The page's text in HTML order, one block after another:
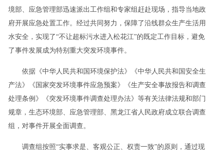
境部、应急管理部迅速派出工作组和专家组赶赴现场，指导当地政
府开展应急处置工作。经过共同努力，保障了沿线群众生产生活用
水安全，实现了“不让超标污水进入松花江”的既定工作目标，避免
了事件发展成为特别重大突发环境事件。
依据《中华人民共和国环境保护法》《中华人民共和国安全生
产法》《国家突发环境事件应急预案》《生产安全事故报告和调查
处理条例》《突发环境事件调查处理办法》等有关法律法规和部门
规章，生态环境部、应急管理部、黑龙江省人民政府成立联合调查
组，对事件开展全面调查。
调查组按照“实事求是、客观公正、权责一致”的原则，通过现